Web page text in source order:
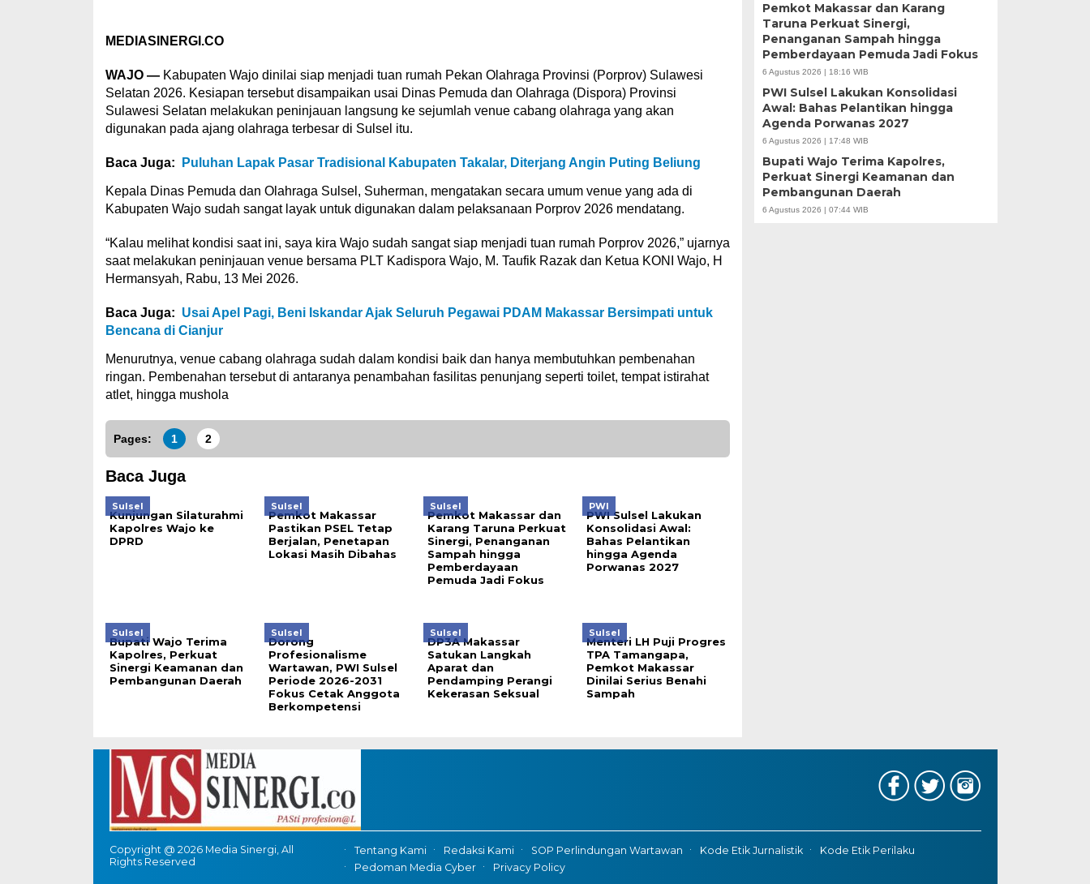
MEDIASINERGI.CO
WAJO —Kabupaten Wajo dinilai siap menjadi tuan rumah Pekan Olahraga Provinsi (Porprov) Sulawesi
Selatan 2026. Kesiapan tersebut disampaikan usai Dinas Pemuda dan Olahraga (Dispora) Provinsi
Sulawesi Selatan melakukan peninjauan langsung ke sejumlah venue cabang olahraga yang akan
digunakan pada ajang olahraga terbesar di Sulsel itu.
Baca Juga: Puluhan Lapak Pasar Tradisional Kabupaten Takalar, Diterjang Angin Puting Beliung
Kepala Dinas Pemuda dan Olahraga Sulsel, Suherman, mengatakan secara umum venue yang ada di
Kabupaten Wajo sudah sangat layak untuk digunakan dalam pelaksanaan Porprov 2026 mendatang.
“Kalau melihat kondisi saat ini, saya kira Wajo sudah sangat siap menjadi tuan rumah Porprov 2026,” ujarnya
saat melakukan peninjauan venue bersama PLT Kadispora Wajo, M. Taufik Razak dan Ketua KONI Wajo, H
Hermansyah, Rabu, 13 Mei 2026.
Baca Juga: Usai Apel Pagi, Beni Iskandar Ajak Seluruh Pegawai PDAM Makassar Bersimpati untuk
Bencana di Cianjur
Menurutnya, venue cabang olahraga sudah dalam kondisi baik dan hanya membutuhkan pembenahan
ringan. Pembenahan tersebut di antaranya penambahan fasilitas penunjang seperti toilet, tempat istirahat
atlet, hingga mushola
Pages: 1 2
Baca Juga
Sulsel
Kunjungan Silaturahmi
Kapolres Wajo ke
DPRD
Sulsel
Pemkot Makassar
Pastikan PSEL Tetap
Berjalan, Penetapan
Lokasi Masih Dibahas
Sulsel
Pemkot Makassar dan
Karang Taruna Perkuat
Sinergi, Penanganan
Sampah hingga
Pemberdayaan
Pemuda Jadi Fokus
PWI
PWI Sulsel Lakukan
Konsolidasi Awal:
Bahas Pelantikan
hingga Agenda
Porwanas 2027
Sulsel
Bupati Wajo Terima
Kapolres, Perkuat
Sinergi Keamanan dan
Pembangunan Daerah
Sulsel
Dorong
Profesionalisme
Wartawan, PWI Sulsel
Periode 2026-2031
Fokus Cetak Anggota
Berkompetensi
Sulsel
DP3A Makassar
Satukan Langkah
Aparat dan
Pendamping Perangi
Kekerasan Seksual
Sulsel
Menteri LH Puji Progres
TPA Tamangapa,
Pemkot Makassar
Dinilai Serius Benahi
Sampah
Pemkot Makassar dan Karang
Taruna Perkuat Sinergi,
Penanganan Sampah hingga
Pemberdayaan Pemuda Jadi Fokus
6 Agustus 2026 | 18:16 WIB
PWI Sulsel Lakukan Konsolidasi
Awal: Bahas Pelantikan hingga
Agenda Porwanas 2027
6 Agustus 2026 | 17:48 WIB
Bupati Wajo Terima Kapolres,
Perkuat Sinergi Keamanan dan
Pembangunan Daerah
6 Agustus 2026 | 07:44 WIB
Copyright @ 2026 Media Sinergi, All
Rights Reserved
Tentang Kami Redaksi Kami SOP Perlindungan Wartawan Kode Etik Jurnalistik
Kode Etik Perilaku
Pedoman Media Cyber
Privacy Policy